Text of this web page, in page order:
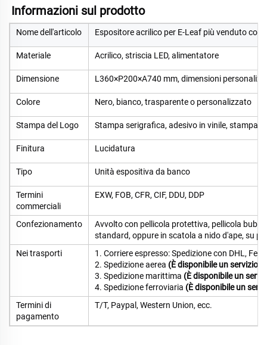
Informazioni sul prodotto
Nome dell'articolo Espositore acrilico per E-Leaf più venduto con
Materiale Acrilico, striscia LED, alimentatore
Dimensione L360×P200×A740 mm, dimensioni
Colore Nero, bianco, trasparente o personalizzato
Stampa del Logo Stampa serigrafica, adesivo in vinile, stampa
Finitura Lucidatura
Tipo Unità espositiva da banco
Termini
commerciali
EXW, FOB, CFR, CIF, DDU, DDP
Confezionamento
Avvolto con pellicola protettiva, pellicola
standard, oppure in scatola a nido d'ape, su
Nei trasporti
1. Corriere espresso: Spedizione con DHL,
2. Spedizione aerea (È disponibile un servizio
3. Spedizione marittima (È disponibile un
4. Spedizione ferroviaria (È disponibile un
Termini di
pagamento
T/T, Paypal, Western Union, ecc.